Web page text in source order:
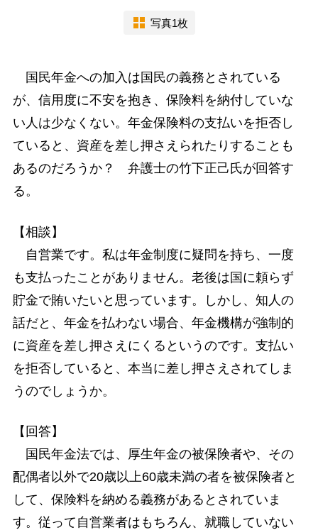
写真1枚
国民年金への加入は国民の義務とされている
が、信用度に不安を抱き、保険料を納付していな
い人は少なくない。年金保険料の支払いを拒否し
ていると、資産を差し押さえられたりすることも
あるのだろうか？ 弁護士の竹下正己氏が回答す
る。
【相談】
自営業です。私は年金制度に疑問を持ち、一度
も支払ったことがありません。老後は国に頼らず
貯金で賄いたいと思っています。しかし、知人の
話だと、年金を払わない場合、年金機構が強制的
に資産を差し押さえにくるというのです。支払い
を拒否していると、本当に差し押さえされてしま
うのでしょうか。
【回答】
国民年金法では、厚生年金の被保険者や、その
配偶者以外で20歳以上60歳未満の者を被保険者と
して、保険料を納める義務があるとされていま
す。従って自営業者はもちろん、就職していない